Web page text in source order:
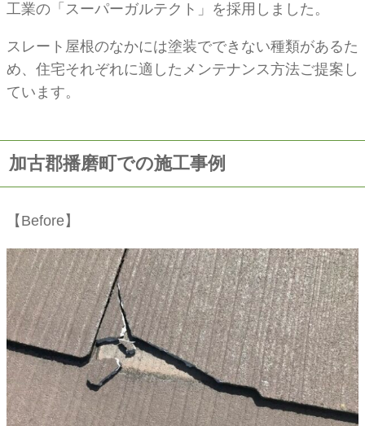
工業の「スーパーガルテクト」を採用しました。
スレート屋根のなかには塗装でできない種類があるた
め、住宅それぞれに適したメンテナンス方法ご提案し
ています。
加古郡播磨町での施工事例
【Before】